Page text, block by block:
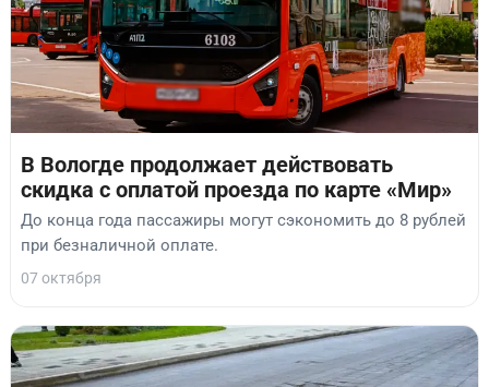
В Вологде продолжает действовать
скидка с оплатой проезда по карте «Мир»
До конца года пассажиры могут сэкономить до 8 рублей
при безналичной оплате.
07 октября